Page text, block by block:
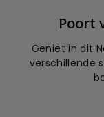
Poort
Geniet in dit
verschillende